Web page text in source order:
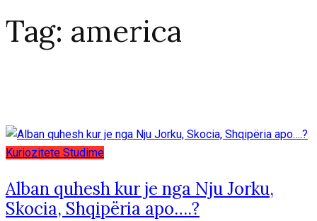
Tag: america
Kuriozitete Studime
Alban quhesh kur je nga Nju Jorku,
Skocia, Shqipëria apo….?